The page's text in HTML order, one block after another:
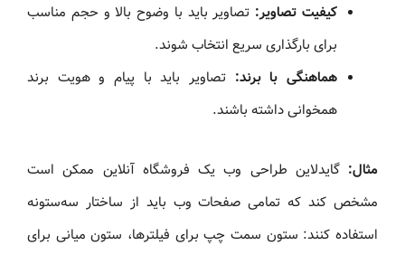
کیفیت تصاویر: تصاویر باید با وضوح بالا و حجم مناسب
برای بارگذاری سریع انتخاب شوند.
هماهنگی با برند: تصاویر باید با پیام و هویت برند
همخوانی داشته باشند.
مثال: گایدلاین طراحی وب یک فروشگاه آنلاین ممکن است
مشخص کند که تمامی صفحات وب باید از ساختار سه‌ستونه
استفاده کنند: ستون سمت چپ برای فیلترها، ستون میانی برای